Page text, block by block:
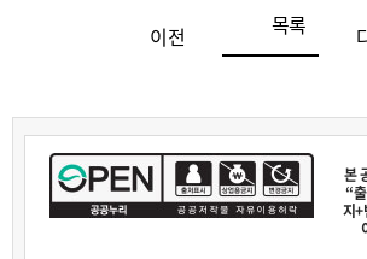
#2. 1980년, 진도군 군내면 둔전리 집
맏딸 // 엄매, 이거 강강술래 카세트테이
맏딸 // 난 영어 숙제 해야하는디~
용순 // 그람 30분만 더 듣고 갈텡게 그
맏딸 // 아휴 엄맨 낮에 밭에서도 강강술
용순 // 칼을 뽑았으면 뭐라고 썰어야 쓸
남편 // 향아야. 니 엄매는 건성건성 하
이전 목록
본
“
지